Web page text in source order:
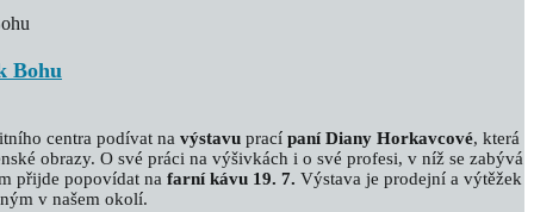
Bohu
centra podívat na výstavu prací paní Diany Horkavcové, která
obrazy. O své práci na výšivkách i o své profesi, v níž se zabývá
přijde popovídat na farní kávu 19. 7. Výstava je prodejní a výtěžek
v našem okolí.